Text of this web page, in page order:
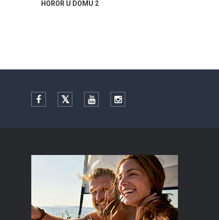
HOROR U DOMU 2
Facebook TwitterYouTubeInstagram